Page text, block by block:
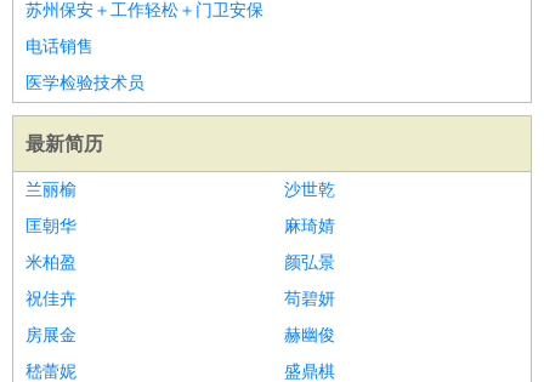
苏州保安＋工作轻松＋门卫安保
电话销售
医学检验技术员
最新简历
兰丽榆
沙世乾
匡朝华
麻琦婧
米柏盈
颜弘景
祝佳卉
苟碧妍
房展金
赫幽俊
嵇蕾妮
盛鼎棋